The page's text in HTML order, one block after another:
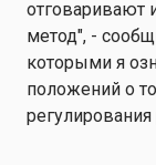
отговаривают
метод", -
которыми я
положений о